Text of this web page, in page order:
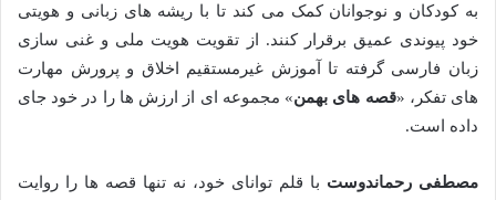
به کودکان و نوجوانان کمک می کند تا با ریشه های زبانی و هویتی
خود پیوندی عمیق برقرار کنند. از تقویت هویت ملی و غنی سازی
زبان فارسی گرفته تا آموزش غیرمستقیم اخلاق و پرورش مهارت
های تفکر، «قصه های بهمن» مجموعه ای از ارزش ها را در خود جای
داده است.
مصطفی رحماندوست با قلم توانای خود، نه تنها قصه ها را روایت